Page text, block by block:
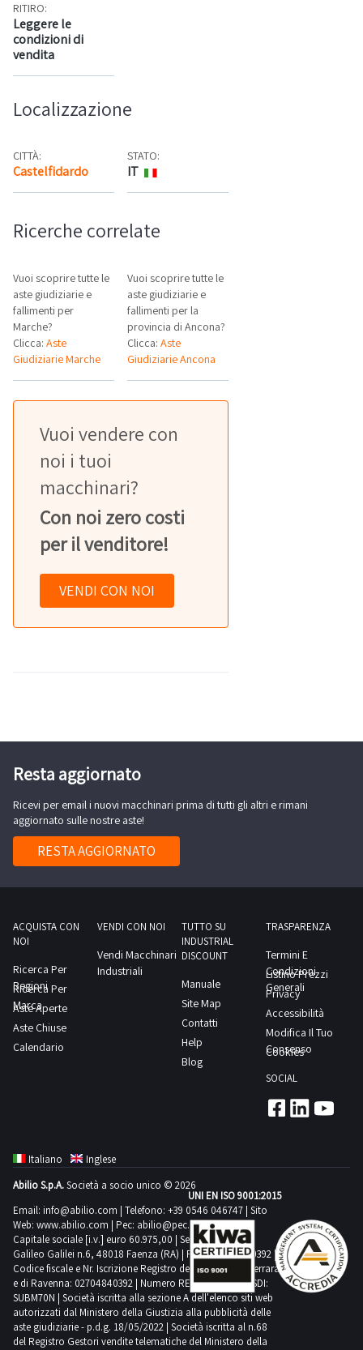
RITIRO:
Leggere le
condizioni di
vendita
Localizzazione
CITTÀ:
Castelfidardo Mappa
STATO:
IT
Ricerche correlate
Vuoi scoprire tutte le
aste giudiziarie e
fallimenti per
Marche?
Clicca: Aste
Giudiziarie Marche
Vuoi scoprire tutte le
aste giudiziarie e
fallimenti per la
provincia di Ancona?
Clicca:Aste
Giudiziarie Ancona
Vuoi vendere con
noi i tuoi
macchinari?
Con noi zero costi
per il venditore!
VENDI CON NOI
Resta aggiornato
Ricevi per email i nuovi macchinari prima di tutti gli altri e rimani
aggiornato sulle nostre aste!
RESTA AGGIORNATO
ACQUISTA CON
NOI
Ricerca Per
Regioni
Ricerca Per
Marca
Aste Aperte
Aste Chiuse
Calendario
VENDI CON NOI
Vendi Macchinari
Industriali
TUTTO SU
INDUSTRIAL
DISCOUNT
Manuale
Site Map
Contatti
Help
Blog
TRASPARENZA
Termini E
Condizioni
Generali
Listino Prezzi
Privacy
Accessibilità
Modifica Il Tuo
Consenso
Cookies
SOCIAL
Italiano
Inglese
Abilio S.p.A.Società a socio unico © 2026
Email: info@abilio.com | Telefono: +39 0546 046747 | Sito
Web: www.abilio.com | Pec: abilio@pec.illimity.com
Capitale sociale [i.v.] euro 60.975,00 | Sede legale in Via
Galileo Galilei n.6, 48018 Faenza (RA) | P.IVA: 02704840392 |
Codice fiscale e Nr. Iscrizione Registro delle Imprese di Ferrara
e di Ravenna: 02704840392 | Numero REA RA 224830 | SDI:
SUBM70N | Società iscritta alla sezione A dell'elenco siti web
autorizzati dal Ministero della Giustizia alla pubblicità delle
aste giudiziarie - p.d.g. 18/05/2022 | Società iscritta al n.68
del Registro Gestori vendite telematiche del Ministero della
UNI EN ISO 9001:2015